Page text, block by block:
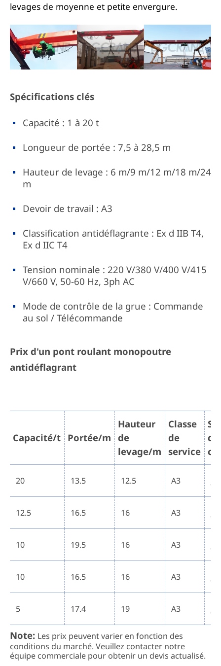
levages de moyenne et petite envergure.
Spécifications clés
Capacité : 1 à 20 t
Longueur de portée : 7,5 à 28,5 m
Hauteur de levage : 6 m/9 m/12 m/18 m/24
m
Devoir de travail : A3
Classification antidéflagrante : Ex d IIB T4,
Ex d IIC T4
Tension nominale : 220 V/380 V/400 V/415
V/660 V, 50-60 Hz, 3ph AC
Mode de contrôle de la grue : Commande
au sol / Télécommande
Prix d'un pont roulant monopoutre
antidéflagrant
Capacité/t Portée/m
Hauteur
de
levage/m
Classe
de
service
de
20 13.5 12.5 A3
V
12.5 16.5 16 A3
V
10 19.5 16 A3
V
10 16.5 16 A3
V
5 17.4 19 A3
V
Note: Les prix peuvent varier en fonction des
conditions du marché. Veuillez contacter notre
équipe commerciale pour obtenir un devis actualisé.